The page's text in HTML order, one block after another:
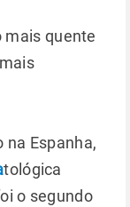
mais quente
na Espanha,
tológica
o segundo